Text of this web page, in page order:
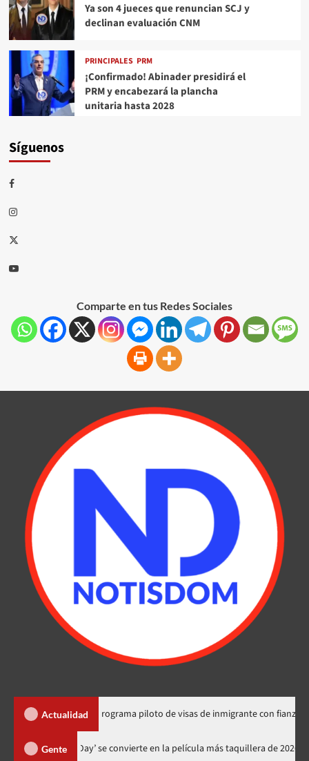
Ya son 4 jueces que renuncian SCJ y
declinan evaluación CNM
PRINCIPALES PRM
¡Confirmado! Abinader presidirá el
PRM y encabezará la plancha
unitaria hasta 2028
Síguenos
Comparte en tus Redes Sociales
Actualidad
explica programa piloto de visas de inmigrante con fianza en RD
Gente
‘Spider-Man: Brand New Day’ se convierte en la película más